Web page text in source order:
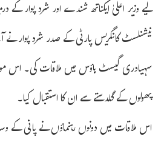
لیے وزیر اعلیٰ ایکناتھ شندے اور شرد پوار
نیشنلسٹ کانگریس پارٹی کے صدر شرد پوار
سہیادری گیسٹ ہاؤس میں ملاقات کی۔ اس
پھولوں کے گلدستے سے ان کا استقبال کیا۔
اس ملاقات میں دونوں رہنماؤں نے پانی کے